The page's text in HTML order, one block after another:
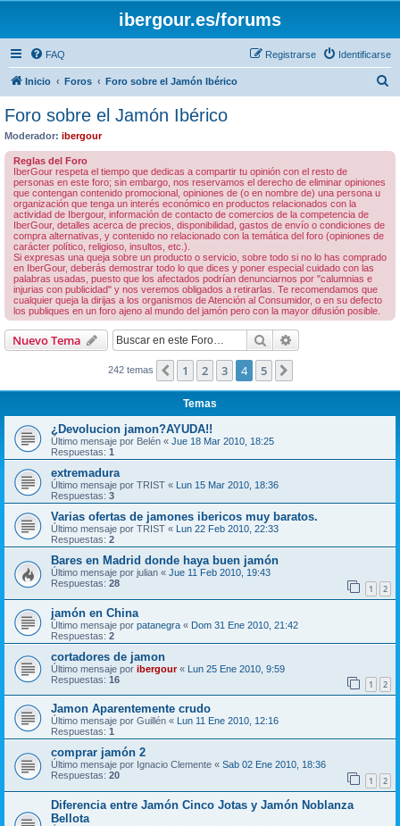
ibergour.es/forums
FAQ Identificarse
Registrarse
Inicio Foros Foro sobre el Jamón Ibérico
Foro sobre el Jamón Ibérico
Moderador: ibergour
Reglas del Foro
IberGour respeta el tiempo que dedicas a compartir tu opinión con el resto de
personas en este foro; sin embargo, nos reservamos el derecho de eliminar opiniones
que contengan contenido promocional, opiniones de (o en nombre de) una persona u
organización que tenga un interés económico en productos relacionados con la
actividad de Ibergour, información de contacto de comercios de la competencia de
IberGour, detalles acerca de precios, disponibilidad, gastos de envío o condiciones de
compra alternativas, y contenido no relacionado con la temática del foro (opiniones de
carácter político, religioso, insultos, etc.).
Si expresas una queja sobre un producto o servicio, sobre todo si no lo has comprado
en IberGour, deberás demostrar todo lo que dices y poner especial cuidado con las
palabras usadas, puesto que los afectados podrían denunciarnos por "calumnias e
injurias con publicidad" y nos veremos obligados a retirarlas. Te recomendamos que
cualquier queja la dirijas a los organismos de Atención al Consumidor, o en su defecto
los publiques en un foro ajeno al mundo del jamón pero con la mayor difusión posible.
Nuevo Tema Buscar
242 temas Anterior
1 2 3 4 5
Temas
¿Devolucion jamon?AYUDA!!
Último mensaje por Belén « Jue 18 Mar 2010, 18:25
Respuestas: 1
extremadura
Último mensaje por TRIST « Lun 15 Mar 2010, 18:36
Respuestas: 3
Varias ofertas de jamones ibericos muy baratos.
Último mensaje por TRIST « Lun 22 Feb 2010, 22:33
Respuestas: 2
Bares en Madrid donde haya buen jamón
Último mensaje por julian « Jue 11 Feb 2010, 19:43
Respuestas: 28 1 2
jamón en China
Último mensaje por patanegra « Dom 31 Ene 2010, 21:42
Respuestas: 2
cortadores de jamon
Último mensaje por ibergour« Lun 25 Ene 2010, 9:59
Respuestas: 16 1 2
Jamon Aparentemente crudo
Último mensaje por Guillén «
Lun 11 Ene 2010, 12:16
Respuestas: 1
comprar jamón 2
Último mensaje por Ignacio Clemente « Sab 02 Ene 2010, 18:36
Respuestas: 20 1 2
Diferencia entre Jamón Cinco Jotas y Jamón Noblanza
Bellota